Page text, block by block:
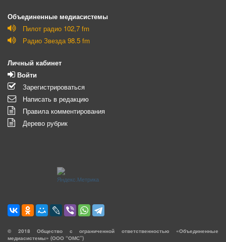
Объединенные медиасистемы
Пилот радио 102,7 fm
Радио Звезда 98.5 fm
Личный кабинет
Войти
Зарегистрироваться
Написать в редакцию
Правила комментирования
Дерево рубрик
© 2018 Общество с ограниченной ответственностью «Объединенные
медиасистемы» (ООО “ОМС”)